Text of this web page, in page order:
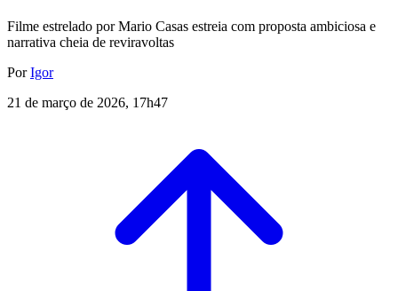
Filme estrelado por Mario Casas estreia com proposta ambiciosa e
narrativa cheia de reviravoltas
PorIgor
21 de março de 2026, 17h47